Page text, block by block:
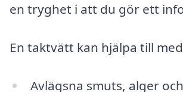
en tryghet i att du gör ett
En taktvätt kan hjälpa till
Avlägsna smuts, alger